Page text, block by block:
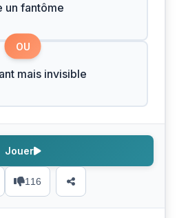
un fantôme
OU
mais invisible
116
Jouer